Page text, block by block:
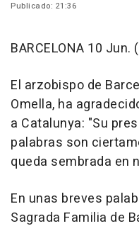
Publicado: 21:36
BARCELONA 10 Jun.
El arzobispo de
Omella, ha
a Catalunya: "Su
palabras son
queda sembrada en
En unas breves
Sagrada Familia de